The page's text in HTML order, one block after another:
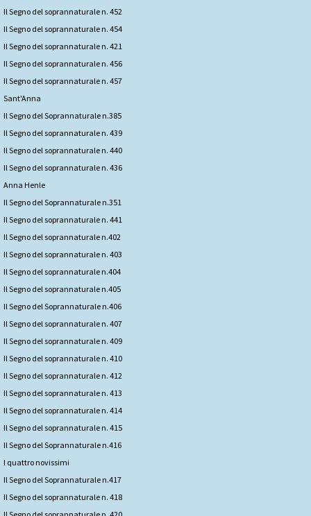
Il Segno del soprannaturale n. 452
Il Segno del soprannaturale n. 454
Il Segno del soprannaturale n. 421
Il Segno del soprannaturale n. 456
Il Segno del soprannaturale n. 457
Sant'Anna
Il Segno del Soprannaturale n.385
Il Segno del soprannaturale n. 439
Il Segno del soprannaturale n. 440
Il Segno del soprannaturale n. 436
Anna Henle
Il Segno del Soprannaturale n.351
Il Segno del soprannaturale n. 441
Il Segno del soprannaturale n.402
Il Segno del soprannaturale n. 403
Il Segno del soprannaturale n.404
Il Segno del soprannaturale n.405
Il Segno del Soprannaturale n.406
Il Segno del soprannaturale n. 407
Il Segno del soprannaturale n. 409
Il Segno del soprannaturale n. 410
Il Segno del soprannaturale n. 412
Il Segno del soprannaturale n. 413
Il Segno del soprannaturale n. 414
Il Segno del soprannaturale n. 415
Il Segno del Soprannaturale n.416
I quattro novissimi
Il Segno del Soprannaturale n.417
Il Segno del soprannaturale n. 418